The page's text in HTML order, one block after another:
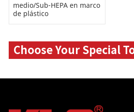
medio/Sub-HEPA en marco
de plástico
Choose Your Special